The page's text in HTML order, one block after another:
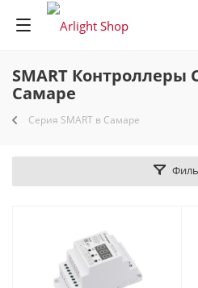
SMART Контроллеры
Самаре
Серия SMART в Самаре